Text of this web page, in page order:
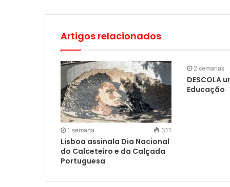
Artigos relacionados
1 semana 311
Lisboa assinala Dia Nacional
do Calceteiro e da Calçada
Portuguesa
2 semanas
DESCOLA
Educação